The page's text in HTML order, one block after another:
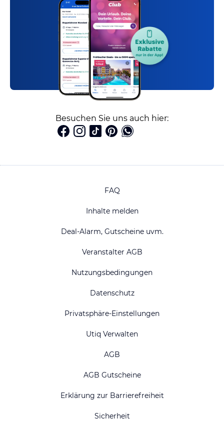
Besuchen Sie uns auch hier:
FAQ
Inhalte melden
Deal-Alarm, Gutscheine uvm.
Veranstalter AGB
Nutzungsbedingungen
Datenschutz
Privatsphäre-Einstellungen
Utiq Verwalten
AGB
AGB Gutscheine
Erklärung zur Barrierefreiheit
Sicherheit